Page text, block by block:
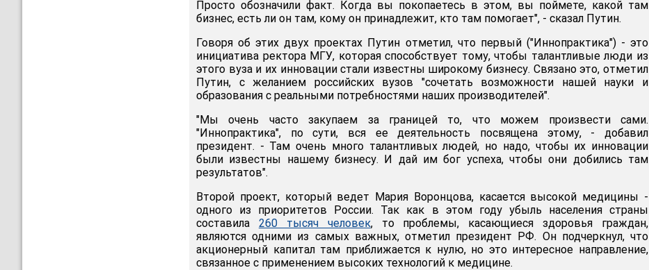
Просто обозначили факт. Когда вы покопаетесь в этом, вы поймете, какой там
бизнес, есть ли он там, кому он принадлежит, кто там помогает", - сказал Путин.
Говоря об этих двух проектах Путин отметил, что первый ("Иннопрактика") - это
инициатива ректора МГУ, которая способствует тому, чтобы талантливые люди из
этого вуза и их инновации стали известны широкому бизнесу. Связано это, отметил
Путин, с желанием российских вузов "сочетать возможности нашей науки и
образования с реальными потребностями наших производителей".
"Мы очень часто закупаем за границей то, что можем произвести сами.
"Иннопрактика", по сути, вся ее деятельность посвящена этому, - добавил
президент. - Там очень много талантливых людей, но надо, чтобы их инновации
были известны нашему бизнесу. И дай им бог успеха, чтобы они добились там
результатов".
Второй проект, который ведет Мария Воронцова, касается высокой медицины -
одного из приоритетов России. Так как в этом году убыль населения страны
составила 260 тысяч человек, то проблемы, касающиеся здоровья граждан,
являются одними из самых важных, отметил президент РФ. Он подчеркнул, что
акционерный капитал там приближается к нулю, но это интересное направление,
связанное с применением высоких технологий к медицине.